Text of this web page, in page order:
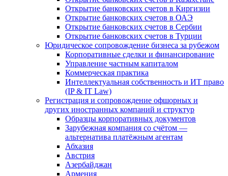
Открытие банковских счетов в Киргизии
Открытие банковских счетов в ОАЭ
Открытие банковских счетов в Сербии
Открытие банковских счетов в Турции
Юридическое сопровождение бизнеса за рубежом
Корпоративные сделки и финансирование
Управление частным капиталом
Коммерческая практика
Интеллектуальная собственность и ИТ право
(IP & IT Law)
Регистрация и сопровождение офшорных и
других иностранных компаний и структур
Образцы корпоративных документов
Зарубежная компания со счётом —
альтернатива платёжным агентам
Абхазия
Австрия
Азербайджан
Армения